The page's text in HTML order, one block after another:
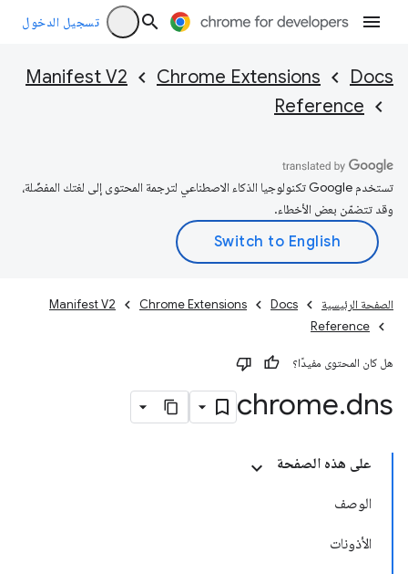
تسجيل الدخول
Docs
Chrome Extensions
Manifest V2
Reference
تستخدم Google تكنولوجيا الذكاء الاصطناعي لترجمة المحتوى إلى لغتك المفضّلة،
وقد تتضمّن بعض الأخطاء.
الصفحة الرئيسية Docs
Chrome Extensions
Manifest V2
Reference
هل كان المحتوى مفيدًا؟
chrome.dns
على هذه الصفحة
الوصف
الأذونات